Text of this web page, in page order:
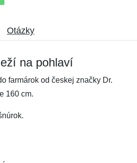
Otázky
na pohlaví
farmárok od českej značky Dr.
160 cm.